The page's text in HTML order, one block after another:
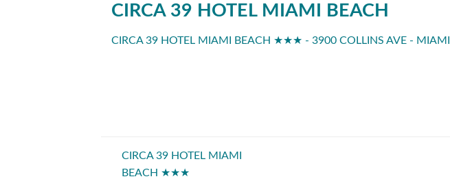
CIRCA 39 HOTEL MIAMI BEACH
CIRCA 39 HOTEL MIAMI BEACH ★★★ - 3900 COLLINS AVE - MIAMI
CIRCA 39 HOTEL MIAMI
BEACH ★★★